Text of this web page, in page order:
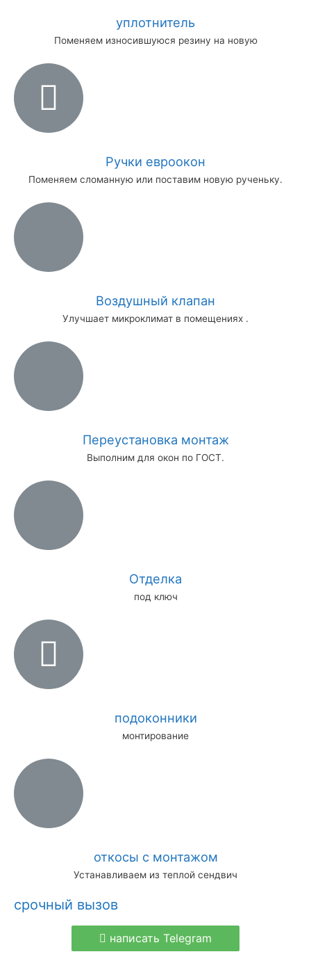
уплотнитель
Поменяем износившуюся резину на новую
Ручки евроокон
Поменяем сломанную или поставим новую рученьку.
Воздушный клапан
Улучшает микроклимат в помещениях .
Переустановка монтаж
Выполним для окон по ГОСТ.
Отделка
под ключ
подоконники
монтирование
откосы с монтажом
Устанавливаем из теплой сендвич
срочный вызов
написать Telegram